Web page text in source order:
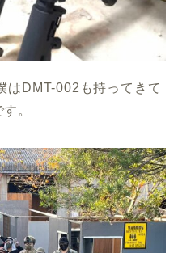
はDMT-002も持ってきて
。